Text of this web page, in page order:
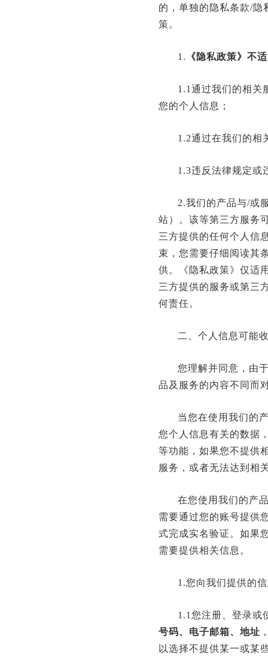
的，单独的隐私条款/隐
策。
1. 《隐私政策》不
1.1通过我们的相关
您的个人信息；
1.2通过在我们的相
1.3违反法律规定或
2.我们的产品与/或
站）。该等第三方服务
三方提供的任何个人信
束，您需要仔细阅读其
供。《隐私政策》仅适
三方提供的服务或第三
何责任。
二、个人信息可能
您理解并同意，由
品及服务的内容不同而
当您在使用我们的
您个人信息有关的数据
等功能，如果您不提供
服务，或者无法达到相
在您使用我们的产
需要通过您的账号提供
式完成实名验证。如果
需要提供相关信息。
1.您向我们提供的
1.1您注册、登录或
号码、电子邮箱、地址
以选择不提供某一或某